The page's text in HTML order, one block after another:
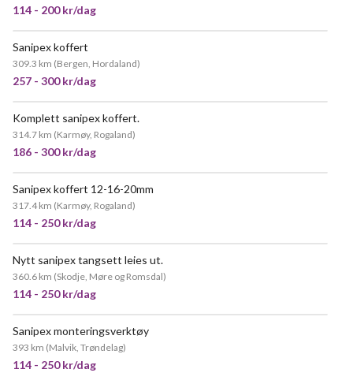
114 - 200 kr/dag
Sanipex koffert
309.3 km (Bergen, Hordaland)
257 - 300 kr/dag
Komplett sanipex koffert.
314.7 km (Karmøy, Rogaland)
186 - 300 kr/dag
Sanipex koffert 12-16-20mm
317.4 km (Karmøy, Rogaland)
114 - 250 kr/dag
Nytt sanipex tangsett leies ut.
360.6 km (Skodje, Møre og Romsdal)
114 - 250 kr/dag
Sanipex monteringsverktøy
393 km (Malvik, Trøndelag)
114 - 250 kr/dag